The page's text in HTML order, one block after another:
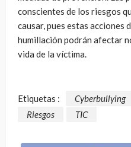
conscientes de los riesgos
causar, pues estas acciones
humillación podrán afectar
vida de la víctima.
Etiquetas : Cyberbullying
Riesgos
TIC